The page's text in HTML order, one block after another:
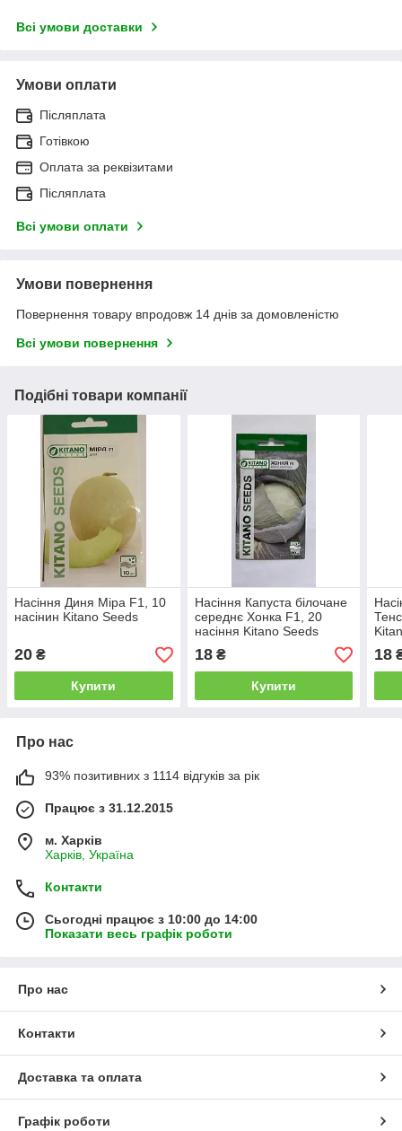
Всі умови доставки
Умови оплати
Післяплата
Готівкою
Оплата за реквізитами
Післяплата
Всі умови оплати
Умови повернення
Повернення товару впродовж 14 днів за домовленістю
Всі умови повернення
Подібні товари компанії
Насіння Диня Міра F1, 10
насінин Kitano Seeds
20 ₴
Купити
Насіння Капуста білочане
середнє Хонка F1, 20
насіння Kitano Seeds
18₴
Купити
18
Про нас
93% позитивних з 1114 відгуків за рік
Працює з 31.12.2015
м. Харків
Харків, Україна
Контакти
Сьогодні працює з 10:00 до 14:00
Показати весь графік роботи
Про нас
Контакти
Доставка та оплата
Графік роботи